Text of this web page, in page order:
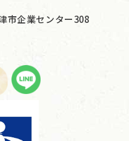
市企業センター308